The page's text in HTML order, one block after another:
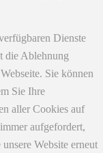
Dienste
die Ablehnung
Sie können
Sie Ihre
aller Cookies auf
aufgefordert,
Website erneut